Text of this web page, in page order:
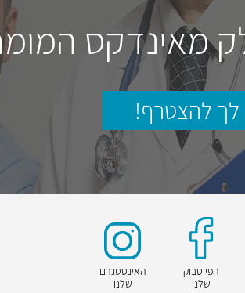
מאינדקס
לך להצטרף!
הפייסבוק
שלנו
האינסטגרם
שלנו